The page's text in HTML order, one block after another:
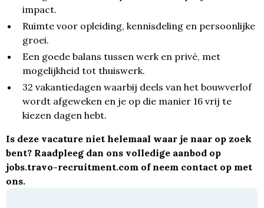
impact.
Ruimte voor opleiding, kennisdeling en persoonlijke
groei.
Een goede balans tussen werk en privé, met
mogelijkheid tot thuiswerk.
32 vakantiedagen waarbij deels van het bouwverlof
wordt afgeweken en je op die manier 16 vrij te
kiezen dagen hebt.
Is deze vacature niet helemaal waar je naar op zoek
bent? Raadpleeg dan ons volledige aanbod op
jobs.travo-recruitment.com of neem contact op met
ons.